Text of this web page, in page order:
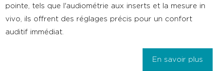
pointe, tels que l'audiométrie aux inserts et la mesure in
vivo, ils offrent des réglages précis pour un confort
auditif immédiat.
En savoir plus